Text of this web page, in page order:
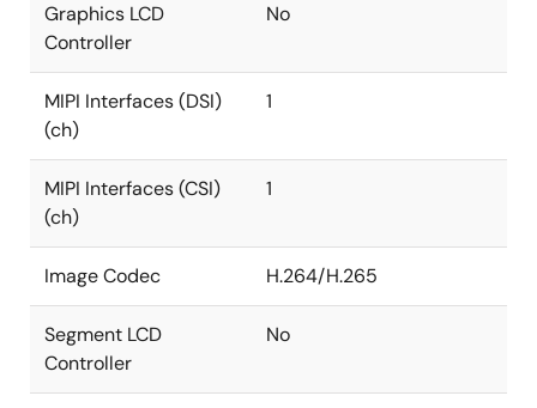
Graphics LCD
Controller
No
MIPI Interfaces (DSI)
(ch)
1
MIPI Interfaces (CSI)
(ch)
1
Image Codec H.264/H.265
Segment LCD
Controller
No